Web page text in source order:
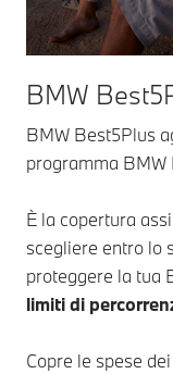
BMW
BMW Best5Plus
programma BMW
È la copertura
scegliere entro lo
proteggere la tua
limiti di
Copre le spese